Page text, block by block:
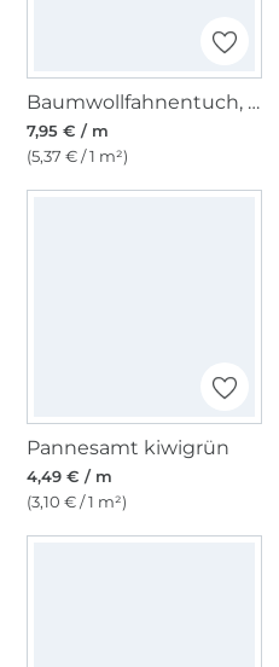
Baumwollfahnentuch, gelbgrün
7,95 € / m
(5,37 € / 1 m²)
Pannesamt kiwigrün
4,49 € / m
(3,10 € / 1 m²)